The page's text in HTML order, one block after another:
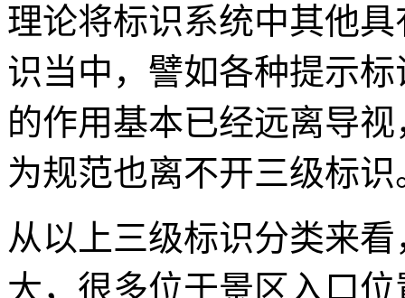
理论将标识系统中其他
识当中，譬如各种提示
的作用基本已经远离导
为规范也离不开三级标
从以上三级标识分类来
大，很多位于景区入口